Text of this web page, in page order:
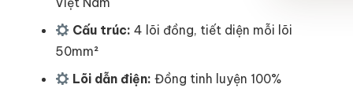
Cấu trúc: 4 lõi đồng, tiết diện mỗi lõi
50mm²
Lõi dẫn điện: Đồng tinh luyện 100%